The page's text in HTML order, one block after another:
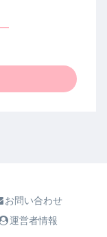
お問い合わせ
運営者情報